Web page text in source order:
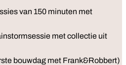
van 150 minuten met
met collectie uit
bouwdag met Frank&Robbert)